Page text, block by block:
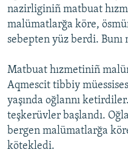
BLOGLAR
FİKİR
Русский
Українською
QOŞULIÑIZ!
nazirliginiñ matbuat
malümatlarğa köre,
sebepten yüz berdi.
Matbuat hızmetiniñ
Aqmescit tibbiy
yaşında oğlannı
teşkerüvler başlandı.
bergen malümatlarğa
kötekledi.